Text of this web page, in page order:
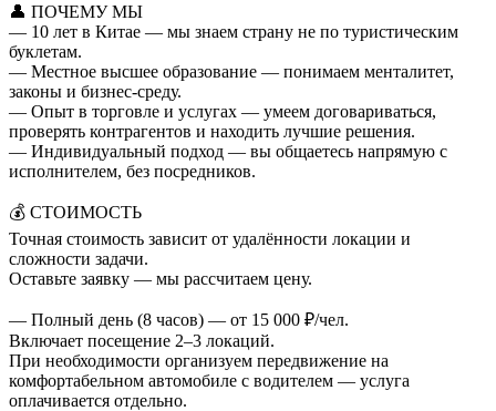
👤 ПОЧЕМУ МЫ
— 10 лет в Китае — мы знаем страну не по туристическим
буклетам.
— Местное высшее образование — понимаем менталитет,
законы и бизнес-среду.
— Опыт в торговле и услугах — умеем договариваться,
проверять контрагентов и находить лучшие решения.
— Индивидуальный подход — вы общаетесь напрямую с
исполнителем, без посредников.
💰 СТОИМОСТЬ
Точная стоимость зависит от удалённости локации и
сложности задачи.
Оставьте заявку — мы рассчитаем цену.
— Полный день (8 часов) — от 15 000 ₽/чел.
Включает посещение 2–3 локаций.
При необходимости организуем передвижение на
комфортабельном автомобиле с водителем — услуга
оплачивается отдельно.